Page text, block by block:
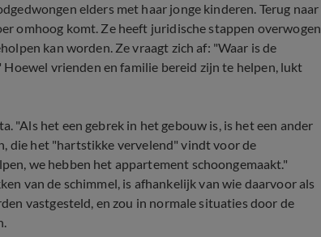
elders met haar jonge kinderen. Terug naar
omhoog komt. Ze heeft juridische stappen overwogen
kan worden. Ze vraagt zich af: "Waar is de
vrienden en familie bereid zijn te helpen, lukt
"Als het een gebrek in het gebouw is, is het een ander
die het "hartstikke vervelend" vindt voor de
we hebben het appartement schoongemaakt."
van de schimmel, is afhankelijk van wie daarvoor als
vastgesteld, en zou in normale situaties door de